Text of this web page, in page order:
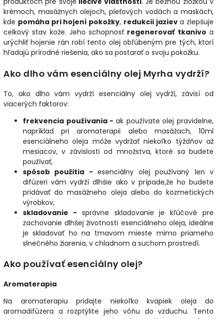
krémoch, masážnych olejoch, pleťových vodách a maskách,
kde pomáha pri hojení pokožky, redukcii jazieva zlepšuje
celkový stav kože. Jeho schopnosť regenerovať tkanivo a
urýchliť hojenie rán robí tento olej obľúbeným pre tých, ktorí
hľadajú prírodné riešenia, ako sa postarať o svoju pokožku.
Ako dlho vám esenciálny olej Myrha vydrží?
To, ako dlho vám vydrží esenciálny olej vydrží, závisí od
viacerých faktorov:
frekvencia používania - ak používate olej pravidelne,
napríklad pri aromaterapii alebo masážach, 10ml
esenciálneho oleja môže vydržať niekoľko týždňov až
mesiacov, v závislosti od množstva, ktoré sa budete
používať,
spôsob použitia - esenciálny olej používaný len v
difúzeri vám vydrží dlhšie ako v prípade,že ho budete
pridávať do masážneho oleja alebo do kozmetických
výrobkov,
skladovanie - správne skladovanie je kľúčové pre
zachovanie dlhšej životnosti esenciálneho oleja, ideálne
je skladovať ho na tmavom mieste mimo priameho
slnečného žiarenia, v chladnom a suchom prostredí.
Ako používať esenciálny olej?
Aromaterapia
Na aromaterapiu pridajte niekoľko kvapiek oleja do
aromadifúzera a rozptýlite jeho vôňu do vzduchu. Tento